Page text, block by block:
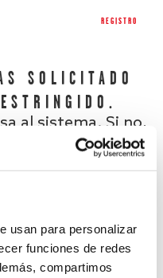
usan para personalizar
funciones de redes
compartimos
REGISTRO
SOLICITADO
al sistema. Si no,